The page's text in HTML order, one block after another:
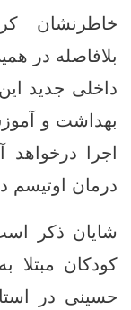
خاطرنشان
بلافاصله در
داخلی جدید
بهداشت و
اجرا درخواهد
درمان اوتیسم
شایان ذکر
کودکان مبتلا
حسینی در